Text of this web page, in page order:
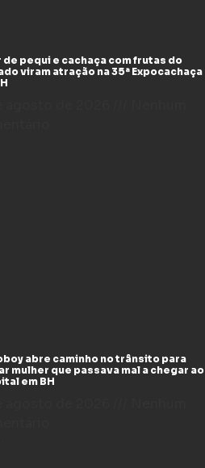
de pequi e cachaça com frutas do
viram atração na 35ª Expocachaça
abre caminho no trânsito para
mulher que passava mal a chegar ao
em BH